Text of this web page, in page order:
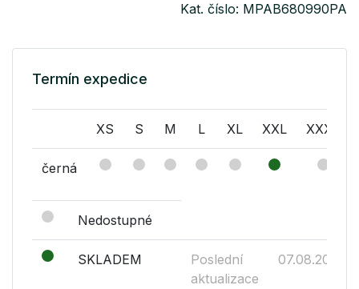
Kat. číslo: MPAB680990PA
Termín expedice
XS S M L XL XXL XXXL
černá
Nedostupné
SKLADEM
Poslední
aktualizace
07.08.2026